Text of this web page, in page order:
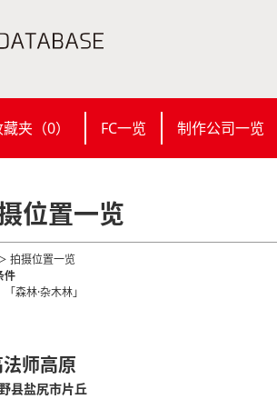
夹（0） FC一览 制作公司一览
位置一览
拍摄位置一览
件
森林·杂木林」
师高原
县盐尻市片丘